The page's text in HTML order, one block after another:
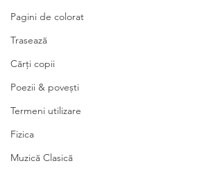
Pagini de colorat
Trasează
Cărți copii
Poezii & povești
Termeni utilizare
Fizica
Muzică Clasică